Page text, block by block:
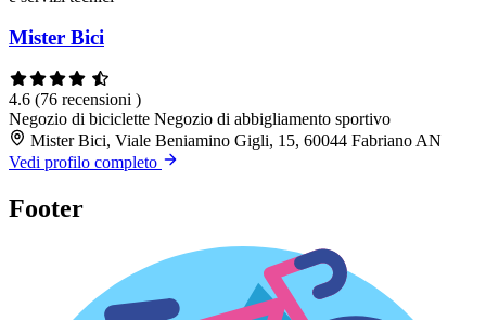
Mister Bici
4.6 (76 recensioni )
Negozio di biciclette Negozio di abbigliamento sportivo
Mister Bici, Viale Beniamino Gigli, 15, 60044 Fabriano AN
Vedi profilo completo
Footer